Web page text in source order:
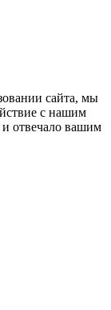
сайта, мы
с нашим
отвечало вашим